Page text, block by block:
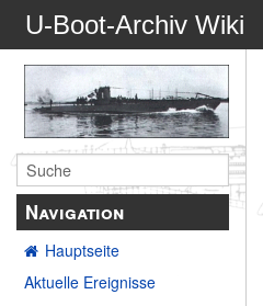
U-Boot-Archiv Wiki
Navigation
Hauptseite
Aktuelle Ereignisse